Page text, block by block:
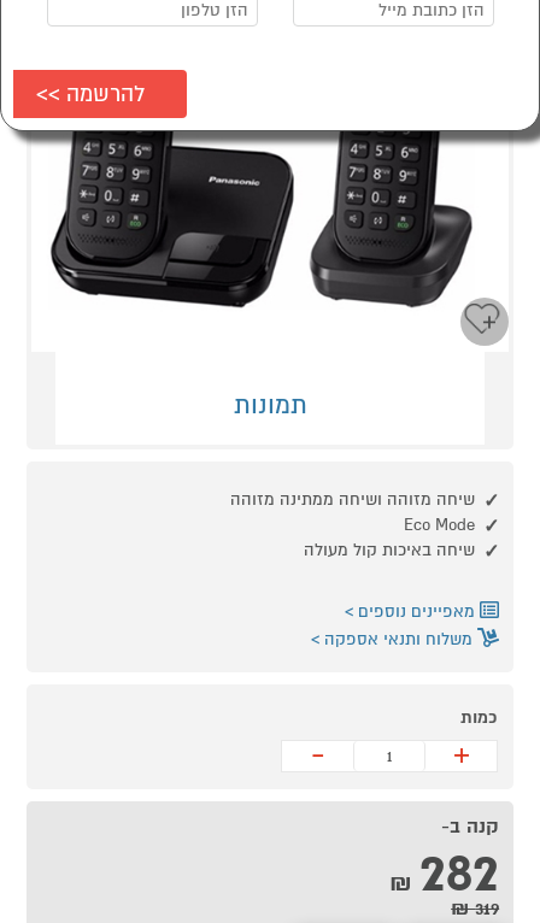
תמונות
שיחה מזוהה ושיחה ממתינה מזוהה
Eco Mode
שיחה באיכות קול מעולה
מאפיינים נוספים
משלוח ותנאי אספקה
כמות
+
-
קנה ב-
282
₪
319 ₪